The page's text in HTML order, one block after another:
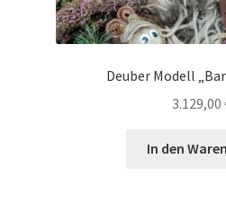
Deuber Modell
3.129,00
In den